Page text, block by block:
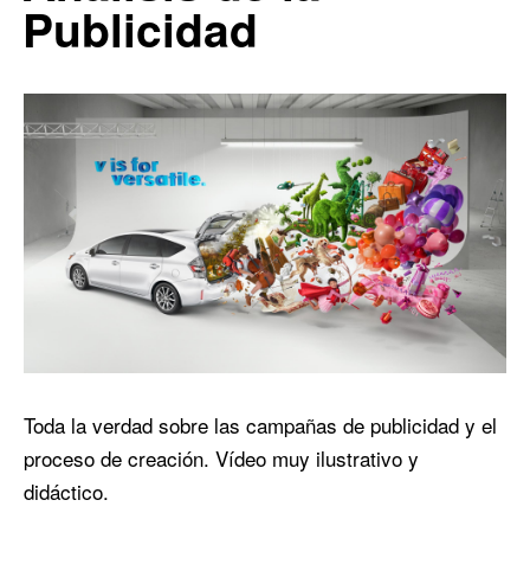
Publicidad
Toda la verdad sobre las campañas de publicidad y el
proceso de creación. Vídeo muy ilustrativo y
didáctico.